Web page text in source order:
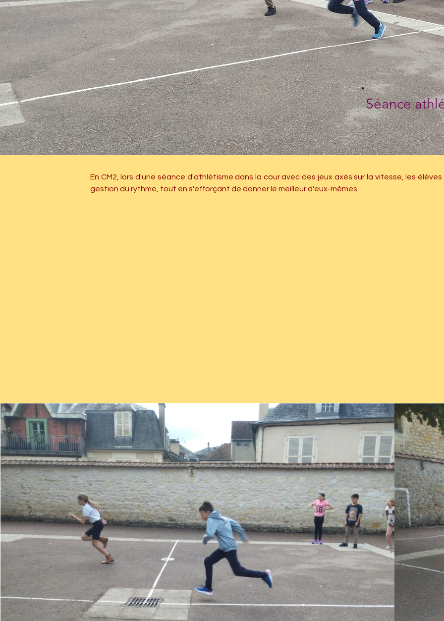
Séance
En CM2, lors d'une séance d'athlétisme dans la cour avec des jeux axés sur la vitesse, les
gestion du rythme, tout en s'efforçant de donner le meilleur d'eux-mêmes.